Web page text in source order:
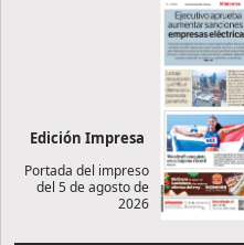
Edición Impresa
Portada del impreso
del 5 de agosto de
2026